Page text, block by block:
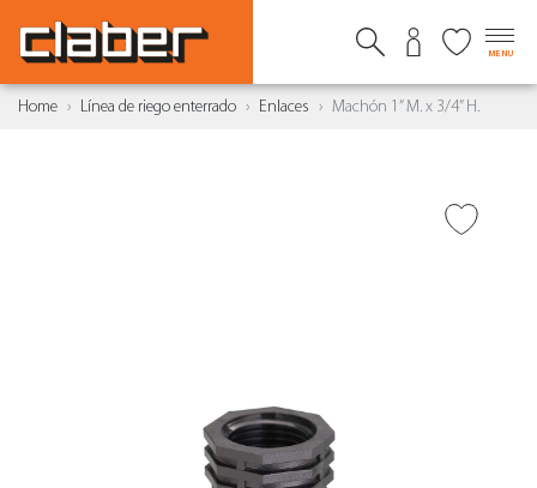
MENU
Home Línea de riego enterrado Enlaces Machón 1” M. x 3/4” H.